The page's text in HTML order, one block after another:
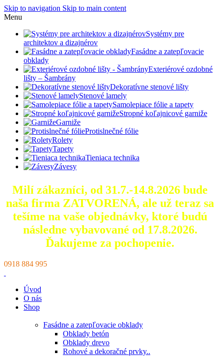
Skip to navigation Skip to main content
Menu
Systémy pre
architektov a dizajnérov
Fasádne a zatepľovacie
obklady
Exteriérové ozdobné
lišty – Šambrány
Dekoratívne stenové lišty
Stenové lamely
Samolepiace fólie a tapety
Stropné koľajnicové garniže
Garniže
Protislnečné fólie
Rolety
Tapety
Tieniaca technika
Závesy
Milí zákazníci, od 31.7.-14.8.2026 bude
naša firma ZATVORENÁ, ale už teraz sa
tešíme na vaše objednávky, ktoré budú
následne vybavované od 17.8.2026.
Ďakujeme za pochopenie.
0918 884 995
Úvod
O nás
Shop
Fasádne a zatepľovacie obklady
Obklady betón
Obklady drevo
Rohové a dekoračné prvky..